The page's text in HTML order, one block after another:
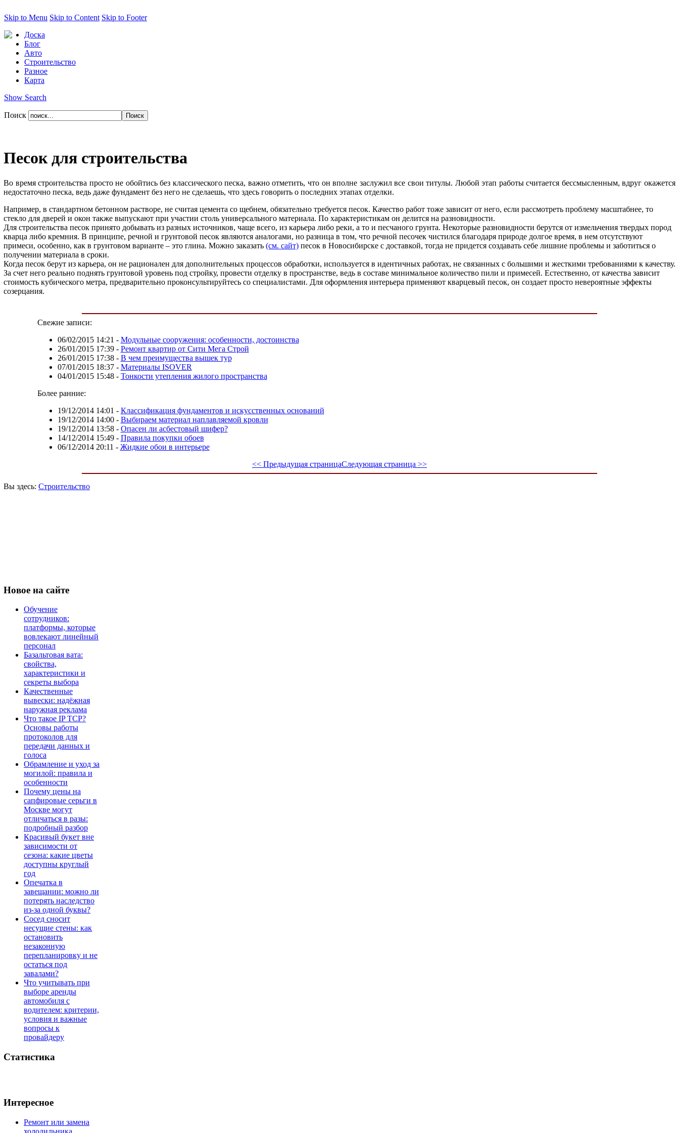
Skip to Menu Skip to Content Skip to Footer
Доска
Блог
Авто
Строительство
Разное
Карта
Show Search
Поиск
Песок для строительства
Во время строительства просто не обойтись без классического песка, важно отметить, что он вполне заслужил все свои титулы. Любой этап работы считается бессмысленным, вдруг окажется
недостаточно песка, ведь даже фундамент без него не сделаешь, что здесь говорить о последних этапах отделки.
Например, в стандартном бетонном растворе, не считая цемента со щебнем, обязательно требуется песок. Качество работ тоже зависит от него, если рассмотреть проблему масштабнее, то
стекло для дверей и окон также выпускают при участии столь универсального материала. По характеристикам он делится на разновидности.
Для строительства песок принято добывать из разных источников, чаще всего, из карьера либо реки, а то и песчаного грунта. Некоторые разновидности берутся от измельчения твердых пород
кварца либо кремния. В принципе, речной и грунтовой песок являются аналогами, но разница в том, что речной песочек чистился благодаря природе долгое время, в нем отсутствуют
примеси, особенно, как в грунтовом варианте – это глина. Можно заказать (см. сайт) песок в Новосибирске с доставкой, тогда не придется создавать себе лишние проблемы и заботиться о
получении материала в сроки.
Когда песок берут из карьера, он не рационален для дополнительных процессов обработки, используется в идентичных работах, не связанных с большими и жесткими требованиями к качеству.
За счет него реально поднять грунтовой уровень под стройку, провести отделку в пространстве, ведь в составе минимальное количество пили и примесей. Естественно, от качества зависит
стоимость кубического метра, предварительно проконсультируйтесь со специалистами. Для оформления интерьера применяют кварцевый песок, он создает просто невероятные эффекты
созерцания.
Свежие записи:
06/02/2015 14:21 - Модульные сооружения: особенности, достоинства
26/01/2015 17:39- Ремонт квартир от Сити Мега Строй
26/01/2015 17:38- В чем преимущества вышек тур
07/01/2015 18:37- Материалы ISOVER
04/01/2015 15:48- Тонкости утепления жилого пространства
Более ранние:
19/12/2014 14:01 - Классификация фундаментов и искусственных оснований
19/12/2014 14:00- Выбираем материал наплавляемой кровли
19/12/2014 13:58- Опасен ли асбестовый шифер?
14/12/2014 15:49- Правила покупки обоев
06/12/2014 20:11 - Жидкие обои в интерьере
<< Предыдущая страницаСледующая страница >>
Вы здесь: Строительство
Новое на сайте
Обучение
сотрудников:
платформы, которые
вовлекают линейный
персонал
Базальтовая вата:
свойства,
характеристики и
секреты выбора
Качественные
вывески: надёжная
наружная реклама
Что такое IP TCP?
Основы работы
протоколов для
передачи данных и
голоса
Обрамление и уход за
могилой: правила и
особенности
Почему цены на
сапфировые серьги в
Москве могут
отличаться в разы:
подробный разбор
Красивый букет вне
зависимости от
сезона: какие цветы
доступны круглый
год
Опечатка в
завещании: можно ли
потерять наследство
из-за одной буквы?
Сосед сносит
несущие стены: как
остановить
незаконную
перепланировку и не
остаться под
завалами?
Что учитывать при
выборе аренды
автомобиля с
водителем: критерии,
условия и важные
вопросы к
провайдеру
Статистика
Интересное
Ремонт или замена